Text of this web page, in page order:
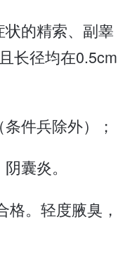
状的精索、副睾
长径均在0.5cm
件兵除外）；
囊炎。
格。轻度腋臭，